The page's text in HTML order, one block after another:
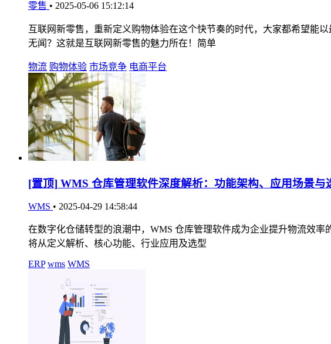
零售 • 2025-05-06 15:12:14
互联网新零售，重新定义购物体验在这个快节奏的时代，大家都希望能
无闻？这就是互联网新零售的魅力所在！简单
物流 购物体验 市场竞争 电商平台
[置顶] WMS 仓库管理软件深度解析：功能架构、应用场景与
WMS • 2025-04-29 14:58:44
在数字化仓储转型的浪潮中，WMS 仓库管理软件成为企业提升物流效
将从定义解析、核心功能、行业应用及选型
ERP wms WMS